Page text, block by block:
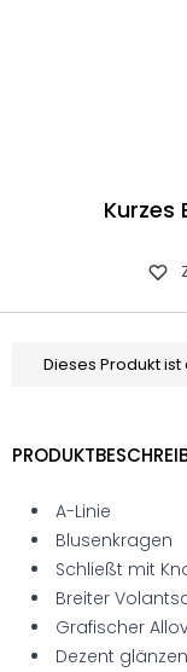
Kurzes
Dieses Produkt
A-Linie
Blusenkragen
Schließt mit
Breiter
Grafischer
Dezent